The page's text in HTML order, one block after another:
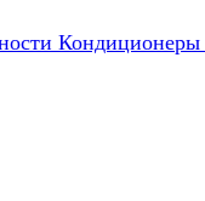
Кондиционеры